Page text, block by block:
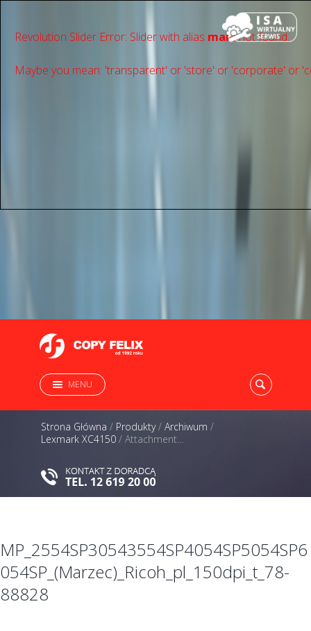
Revolution Slider Error: Slider with alias mainnot found.
Maybe you mean: 'transparent' or 'store' or 'сorporate' or
MENU
Strona Główna / Produkty/ Archiwum /
Lexmark XC4150 / Attachment...
MP_2554SP30543554SP4054SP5054SP6
054SP_(Marzec)_Ricoh_pl_150dpi_t_78-
88828